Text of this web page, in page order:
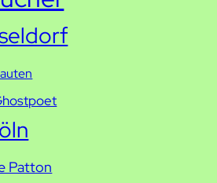
Patton